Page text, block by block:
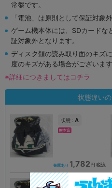
常盤です。
「電池」は原則として保証対象
ゲーム機本体には、SDカードな
証対象外となります。
ディスク類の読み取り面のキズ
度のキズがある場合がございます
※詳細につきましてはコチラ
状態違い
状態 : A
熊本店
在庫あり 1,782円 税込
状態 :A